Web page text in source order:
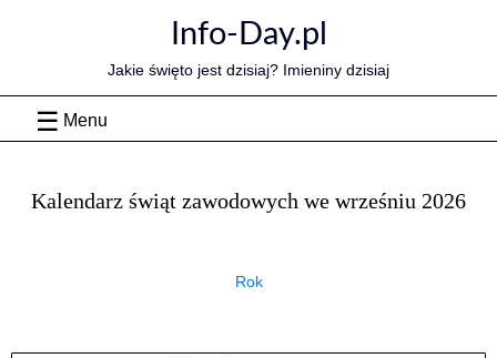
Info-Day.pl
Jakie święto jest dzisiaj? Imieniny dzisiaj
Menu
Kalendarz świąt zawodowych we wrześniu 2026
Rok